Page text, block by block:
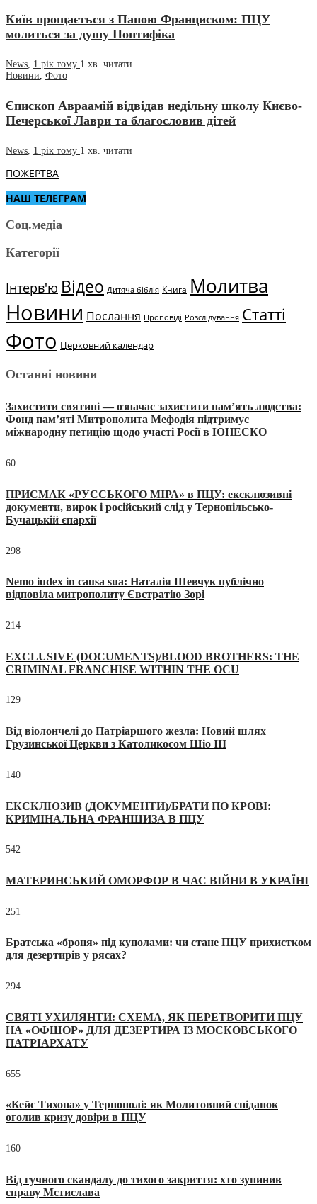
Київ прощається з Папою Франциском: ПЦУ
молиться за душу Понтифіка
News 1 рік тому 1 хв. читати
Новини Фото
Єпископ Авраамій відвідав недільну школу Києво-
Печерської Лаври та благословив дітей
News 1 рік тому 1 хв. читати
ПОЖЕРТВА
НАШ ТЕЛЕГРАМ
Соц.медіа
Категорії
Інтерв'ю Відео Дитяча біблія Книга Молитва
Новини Послання Проповіді Розслідування Статті
Фото Церковний календар
Останні новини
Захистити святині — означає захистити пам’ять людства:
Фонд пам’яті Митрополита Мефодія підтримує
міжнародну петицію щодо участі Росії в ЮНЕСКО
60
ПРИСМАК «РУССЬКОГО МІРА» в ПЦУ: ексклюзивні
документи, вирок і російський слід у Тернопільсько-
Бучацькій єпархії
298
Nemo iudex in causa sua: Наталія Шевчук публічно
відповіла митрополиту Євстратію Зорі
214
EXCLUSIVE (DOCUMENTS)/BLOOD BROTHERS: THE
CRIMINAL FRANCHISE WITHIN THE OCU
129
Від віолончелі до Патріаршого жезла: Новий шлях
Грузинської Церкви з Католикосом Шіо III
140
ЕКСКЛЮЗИВ (ДОКУМЕНТИ)/БРАТИ ПО КРОВІ:
КРИМІНАЛЬНА ФРАНШИЗА В ПЦУ
542
МАТЕРИНСЬКИЙ ОМОРФОР В ЧАС ВІЙНИ В УКРАЇНІ
251
Братська «броня» під куполами: чи стане ПЦУ прихистком
для дезертирів у рясах?
294
СВЯТІ УХИЛЯНТИ: СХЕМА, ЯК ПЕРЕТВОРИТИ ПЦУ
НА «ОФШОР» ДЛЯ ДЕЗЕРТИРА ІЗ МОСКОВСЬКОГО
ПАТРІАРХАТУ
655
«Кейс Тихона» у Тернополі: як Молитовний сніданок
оголив кризу довіри в ПЦУ
160
Від гучного скандалу до тихого закриття: хто зупинив
справу Мстислава